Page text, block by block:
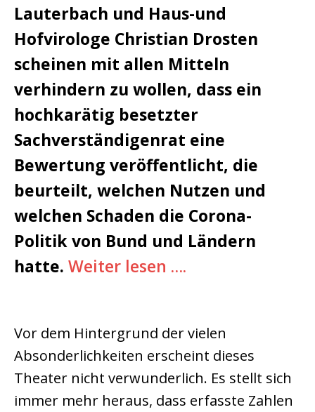
Lauterbach und Haus-und
Hofvirologe Christian Drosten
scheinen mit allen Mitteln
verhindern zu wollen, dass ein
hochkarätig besetzter
Sachverständigenrat eine
Bewertung veröffentlicht, die
beurteilt, welchen Nutzen und
welchen Schaden die Corona-
Politik von Bund und Ländern
hatte. Weiter lesen ….
Vor dem Hintergrund der vielen
Absonderlichkeiten erscheint dieses
Theater nicht verwunderlich. Es stellt sich
immer mehr heraus, dass erfasste Zahlen